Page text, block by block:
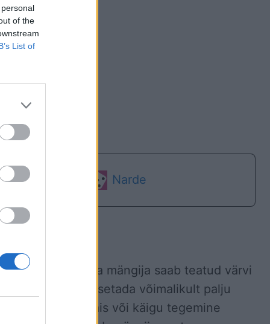
of the
List of
Narde
laud. Iga mängija saab teatud värvi
eesmärk on asetada võimalikult palju
kogu laud on täis või käigu tegemine